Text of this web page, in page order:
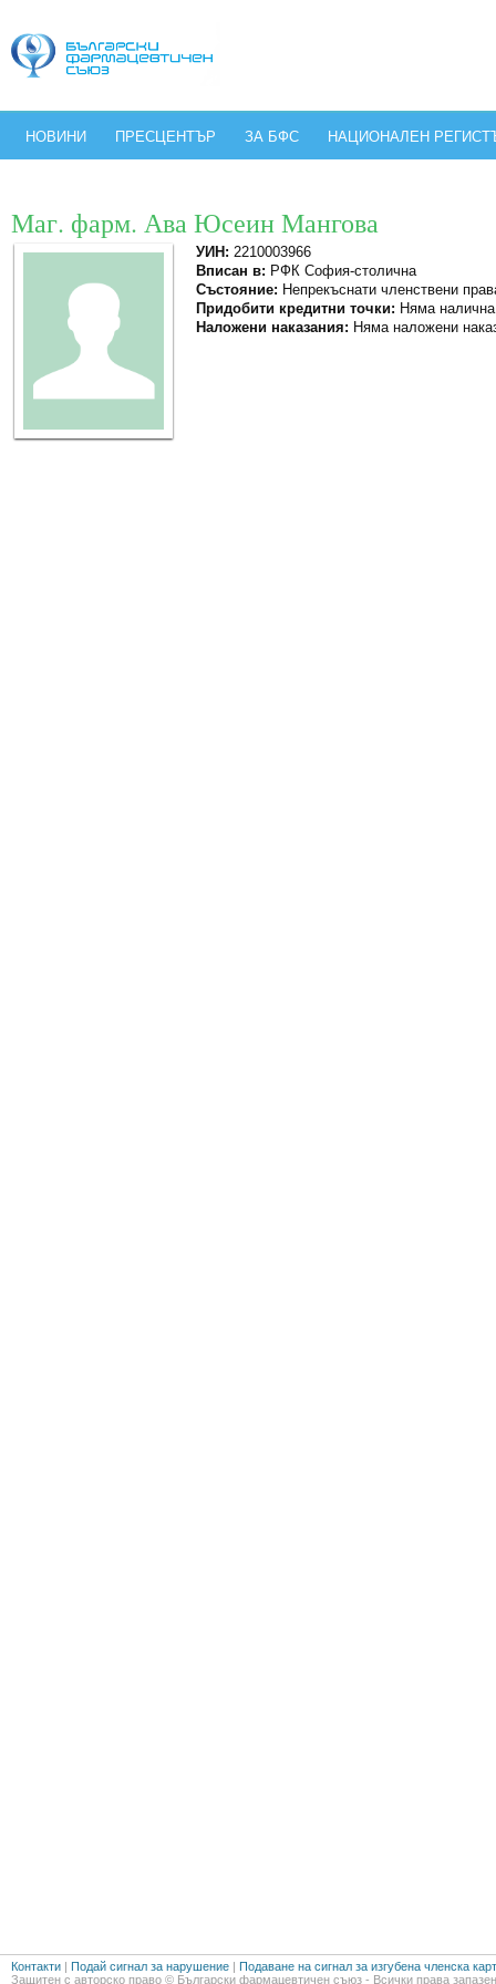
НОВИНИ ПРЕСЦЕНТЪР ЗА БФС НАЦИОНАЛЕН
Маг. фарм. Ава Юсеин Мангова
УИН: 2210003966
Вписан в: РФК София-столична
Състояние: Непрекъснати членствени
Придобити кредитни точки: Няма
Наложени наказания: Няма наложени
Контакти | Подай сигнал за нарушение | Подаване на сигнал за изгубена членска
Защитен с авторско право © Български фармацевтичен съюз - Всички права